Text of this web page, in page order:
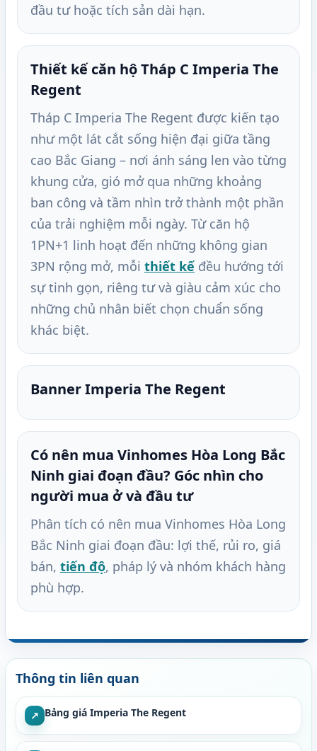
đầu tư hoặc tích sản dài hạn.
Thiết kế căn hộ Tháp C Imperia The
Regent
Tháp C Imperia The Regent được kiến tạo
như một lát cắt sống hiện đại giữa tầng
cao Bắc Giang – nơi ánh sáng len vào từng
khung cửa, gió mở qua những khoảng
ban công và tầm nhìn trở thành một phần
của trải nghiệm mỗi ngày. Từ căn hộ
1PN+1 linh hoạt đến những không gian
3PN rộng mở, mỗi thiết kế đều hướng tới
sự tinh gọn, riêng tư và giàu cảm xúc cho
những chủ nhân biết chọn chuẩn sống
khác biệt.
Banner Imperia The Regent
Có nên mua Vinhomes Hòa Long Bắc
Ninh giai đoạn đầu? Góc nhìn cho
người mua ở và đầu tư
Phân tích có nên mua Vinhomes Hòa Long
Bắc Ninh giai đoạn đầu: lợi thế, rủi ro, giá
bán, tiến độ, pháp lý và nhóm khách hàng
phù hợp.
Thông tin liên quan
↗ Bảng giá Imperia The Regent